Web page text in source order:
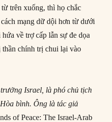
trên xuống, thì họ chắc
mạng dữ dội hơn từ dưới
về trợ cấp lẫn sự đe dọa
thần chính trị chui lại vào
Israel, là phó chủ tịch
bình. Ông là tác giả
of Peace: The Israel-Arab